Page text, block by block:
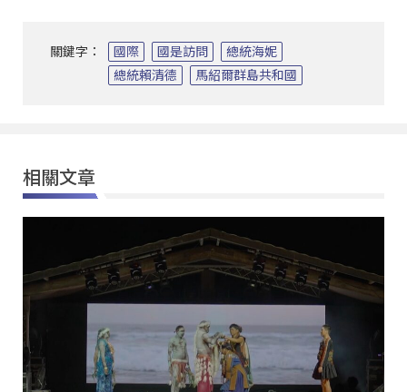
關鍵字： 國際 國是訪問
總統海妮
總統賴清德
馬紹爾群島共和國
相關文章